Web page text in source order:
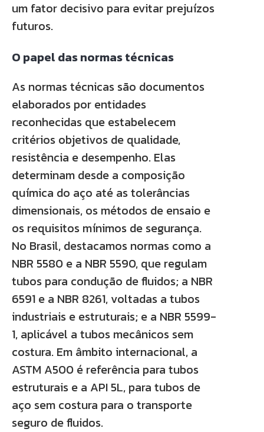
um fator decisivo para evitar prejuízos
futuros.
O papel das normas técnicas
As normas técnicas são documentos
elaborados por entidades
reconhecidas que estabelecem
critérios objetivos de qualidade,
resistência e desempenho. Elas
determinam desde a composição
química do aço até as tolerâncias
dimensionais, os métodos de ensaio e
os requisitos mínimos de segurança.
No Brasil, destacamos normas como a
NBR 5580 e a NBR 5590, que regulam
tubos para condução de fluidos; a NBR
6591 e a NBR 8261, voltadas a tubos
industriais e estruturais; e a NBR 5599-
1, aplicável a tubos mecânicos sem
costura. Em âmbito internacional, a
ASTM A500 é referência para tubos
estruturais e a API 5L, para tubos de
aço sem costura para o transporte
seguro de fluidos.